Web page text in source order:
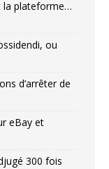
la plateforme…
ou
d’arrêter de
eBay et
300 fois